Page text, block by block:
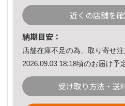
近くの店舗を
納期目安：
店舗在庫不足の為、取り寄せ注
2026.09.03 18:18頃のお届け予
受け取り方法・送